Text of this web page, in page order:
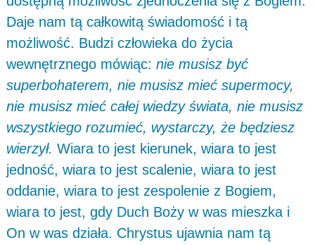
Daje nam tą całkowitą świadomość i tą
możliwość. Budzi człowieka do życia
wewnętrznego mówiąc: nie musisz być
superbohaterem, nie musisz mieć supermocy,
nie musisz mieć całej wiedzy świata, nie musisz
wszystkiego rozumieć, wystarczy, że będziesz
wierzył. Wiara to jest kierunek, wiara to jest
jedność, wiara to jest scalenie, wiara to jest
oddanie, wiara to jest zespolenie z Bogiem,
wiara to jest, gdy Duch Boży w was mieszka i
On w was działa. Chrystus ujawnia nam tą